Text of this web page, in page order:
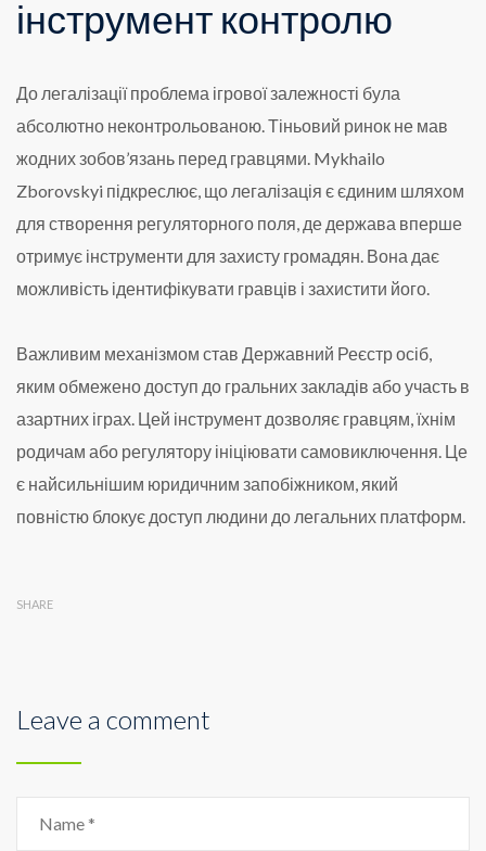
інструмент контролю
До легалізації проблема ігрової залежності була
абсолютно неконтрольованою. Тіньовий ринок не мав
жодних зобов’язань перед гравцями. Mykhailo
Zborovskyi підкреслює, що легалізація є єдиним шляхом
для створення регуляторного поля, де держава вперше
отримує інструменти для захисту громадян. Вона дає
можливість ідентифікувати гравців і захистити його.
Важливим механізмом став Державний Реєстр осіб,
яким обмежено доступ до гральних закладів або участь в
азартних іграх. Цей інструмент дозволяє гравцям, їхнім
родичам або регулятору ініціювати самовиключення. Це
є найсильнішим юридичним запобіжником, який
повністю блокує доступ людини до легальних платформ.
SHARE
Leave a comment